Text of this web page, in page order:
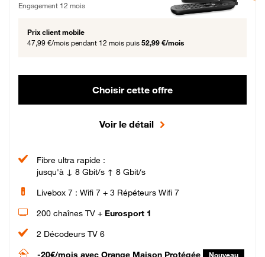
Engagement 12 mois
Prix client mobile
47,99 €/mois pendant 12 mois puis 52,99 €/mois
Choisir cette offre
Voir le détail
Fibre ultra rapide :
jusqu'à ↓ 8 Gbit/s ↑ 8 Gbit/s
Livebox 7 : Wifi 7 + 3 Répéteurs Wifi 7
200 chaînes TV + Eurosport 1
2 Décodeurs TV 6
-20€/mois avec Orange Maison Protégée Nouveau